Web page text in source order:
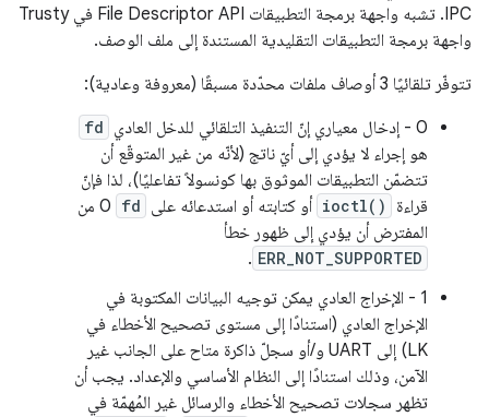
IPC. تشبه واجهة برمجة التطبيقات File Descriptor API في Trusty
واجهة برمجة التطبيقات التقليدية المستندة إلى ملف الوصف.
تتوفّر تلقائيًا 3 أوصاف ملفات محدّدة مسبقًا (معروفة وعادية):
0 - إدخال معياري إنّ التنفيذ التلقائي للدخل العادي
fd
هو إجراء لا يؤدي إلى أيّ ناتج (لأنّه من غير المتوقّع أن
تتضمّن التطبيقات الموثوق بها كونسولاً تفاعليًا)، لذا فإنّ
قراءة
ioctl() أو كتابته أو استدعائه على fd
0 من
المفترض أن يؤدي إلى ظهور خطأ
ERR_NOT_SUPPORTED
.
1 - الإخراج العادي يمكن توجيه البيانات المكتوبة في
الإخراج العادي (استنادًا إلى مستوى تصحيح الأخطاء في
LK) إلى UART و/أو سجلّ ذاكرة متاح على الجانب غير
الآمن، وذلك استنادًا إلى النظام الأساسي والإعداد. يجب أن
تظهر سجلات تصحيح الأخطاء والرسائل غير المُهمّة في